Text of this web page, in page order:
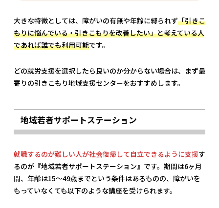
大きな特徴としては、障がいの有無や年齢に縛られず「引きこ
もりに悩んでいる・引きこもりを改善したい」と考えている人
であれば誰でも利用可能です。
どの就労支援を選択したら良いのか分からない場合は、まず最
寄りの引きこもり地域支援センターをおすすめします。
地域若者サポートステーション
就職するのが難しい人が社会復帰して自立できるように支援す
るのが『地域若者サポートステーション』です。期間は6ヶ月
間、年齢は15～49歳までという条件はあるものの、障がいを
もっていなくても以下のような講座を受けられます。